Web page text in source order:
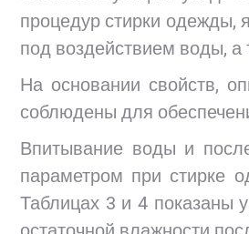
процедур стирки одежды,
под воздействием воды, а
На основании свойств,
соблюдены для
Впитывание воды и
параметром при стирке
Таблицах 3 и 4 показаны